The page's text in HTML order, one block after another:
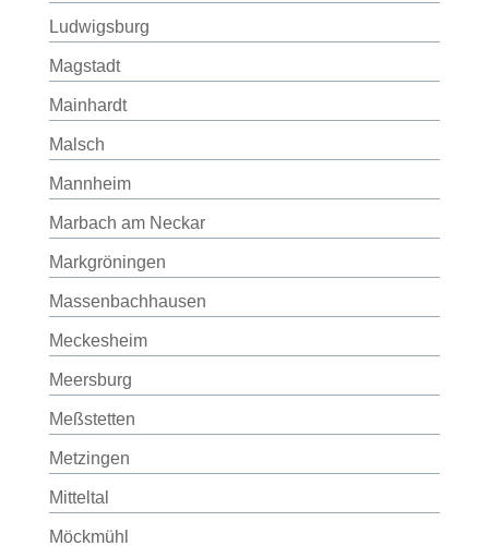
Ludwigsburg
Magstadt
Mainhardt
Malsch
Mannheim
Marbach am Neckar
Markgröningen
Massenbachhausen
Meckesheim
Meersburg
Meßstetten
Metzingen
Mitteltal
Möckmühl